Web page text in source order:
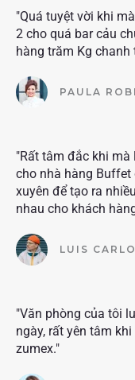
"Quá tuyệt vời khi
2 cho quá bar cảu
hàng trăm Kg
PAULA
"Rất tâm đắc khi
cho nhà hàng
xuyên để tạo ra
nhau cho khách
LUIS
"Văn phòng của tôi
ngày, rất yên tâm
zumex."